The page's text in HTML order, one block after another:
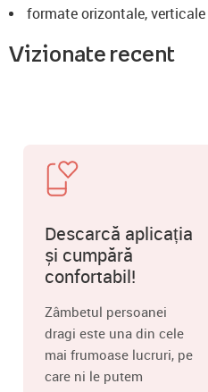
formate orizontale, verticale
Vizionate recent
Descarcă aplicația
și cumpără
confortabil!
Zâmbetul persoanei
dragi este una din cele
mai frumoase lucruri, pe
care ni le putem